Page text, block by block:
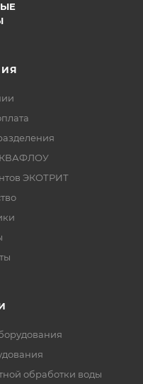
ЭКОТРИТ
обработки воды